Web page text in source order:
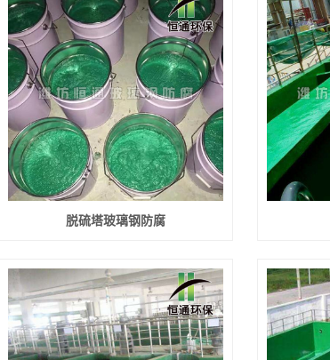
脱硫塔玻璃钢防腐